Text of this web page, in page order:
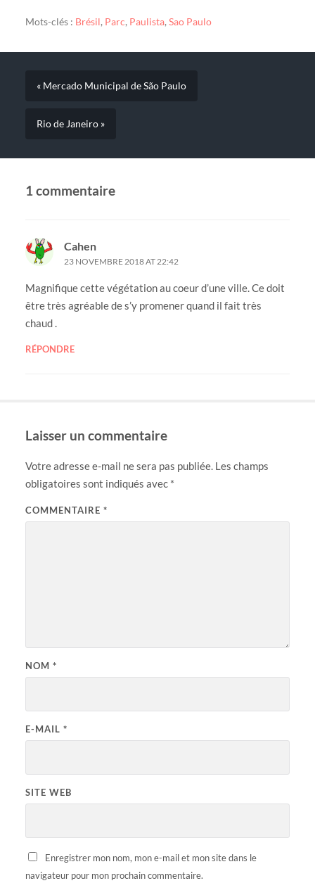
Mots-clés : Brésil, Parc, Paulista,Sao Paulo
« Mercado Municipal de São Paulo
Rio de Janeiro »
1 commentaire
Cahen
23 NOVEMBRE 2018 AT 22:42
Magnifique cette végétation au coeur d’une ville. Ce doit
être très agréable de s’y promener quand il fait très
chaud .
RÉPONDRE
Laisser un commentaire
Votre adresse e-mail ne sera pas publiée. Les champs
obligatoires sont indiqués avec *
COMMENTAIRE *
NOM *
E-MAIL *
SITE WEB
Enregistrer mon nom, mon e-mail et mon site dans le
navigateur pour mon prochain commentaire.